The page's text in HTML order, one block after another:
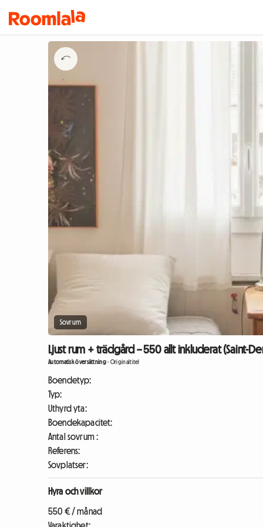
Sovrum
Ljust rum + trädgård – 550 allt inkluderat (Saint-
Automatisk översättning-Originaltitel
Boendetyp:
Typ:
Uthyrd yta:
Boendekapacitet:
Antal sovrum :
Referens:
Sovplatser:
Hyra och villkor
550 € / månad